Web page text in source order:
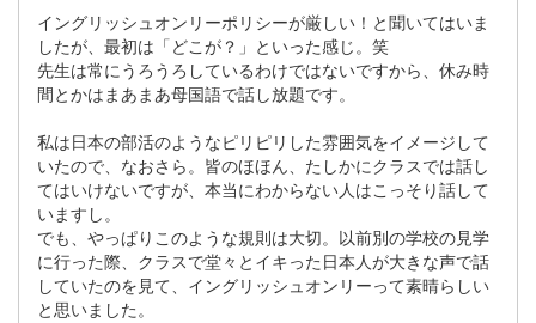
イングリッシュオンリーポリシーが厳しい！と聞いてはいま
したが、最初は「どこが？」といった感じ。笑
先生は常にうろうろしているわけではないですから、休み時
間とかはまあまあ母国語で話し放題です。
私は日本の部活のようなピリピリした雰囲気をイメージして
いたので、なおさら。皆のほほん、たしかにクラスでは話し
てはいけないですが、本当にわからない人はこっそり話して
いますし。
でも、やっぱりこのような規則は大切。以前別の学校の見学
に行った際、クラスで堂々とイキった日本人が大きな声で話
していたのを見て、イングリッシュオンリーって素晴らしい
と思いました。